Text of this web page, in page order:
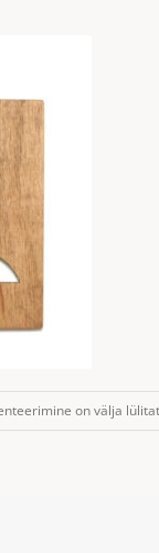
on välja